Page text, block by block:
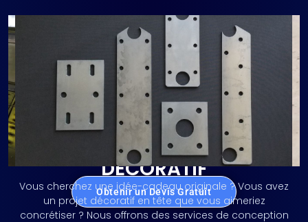
Obtenir un Devis Gratuit
DÉCOUPE AU PLASMA CNC –
DÉCORATIF
Vous cherchez une idée-cadeau originale ? Vous avez
un projet décoratif en tête que vous aimeriez
concrétiser ? Nous offrons des services de conception